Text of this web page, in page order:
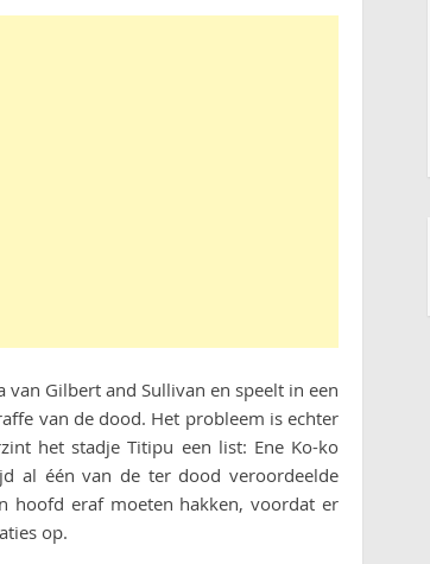
Gilbert and Sullivan en speelt in een
van de dood. Het probleem is echter
het stadje Titipu een list: Ene Ko-ko
al één van de ter dood veroordeelde
hoofd eraf moeten hakken, voordat er
op.